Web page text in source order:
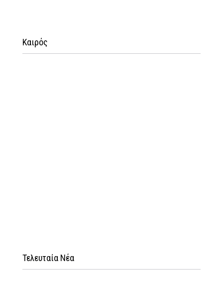
Καιρός
Τελευταία Νέα